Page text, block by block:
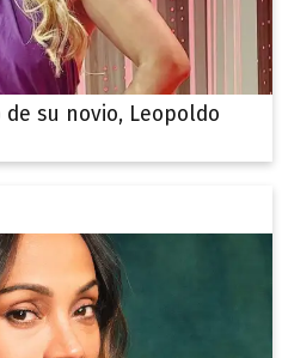
de su novio, Leopoldo